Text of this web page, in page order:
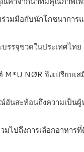
วมมือกับนักโภชนากา
จุขวดในประเทศไทย
NØR จึงเปรียบ
นสะท้อนถึงความเป็น
ปถึงการเลือกอาหาร